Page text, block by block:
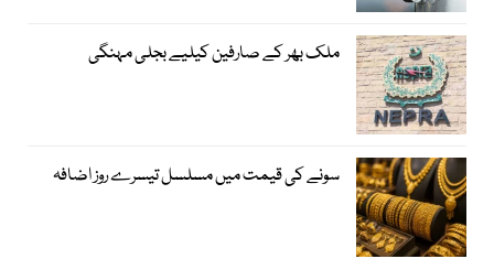
ملک بھر کے صارفین کیلیے بجلی مہنگی
سونے کی قیمت میں مسلسل تیسرے روز اضافہ